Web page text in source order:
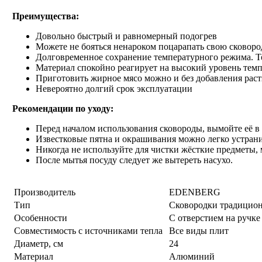
Преимущества:
Довольно быстрый и равномерный подогрев
Можете не бояться ненароком поцарапать свою
Долговременное сохранение температурного режима.
Материал спокойно реагирует на высокий уровень
Приготовить жирное мясо можно и без добавления
Невероятно долгий срок эксплуатации
Рекомендации по уходу:
Перед началом использования сковороды, вымойте её
Известковые пятна и окрашивания можно легко
Никогда не используйте для чистки жёсткие
После мытья посуду следует же вытереть насухо.
Производитель
EDENBERG
Тип
Сковородки
Особенности
С отверстием на
Совместимость с источниками тепла
Все виды плит
Диаметр, см
24
Материал
Алюминий